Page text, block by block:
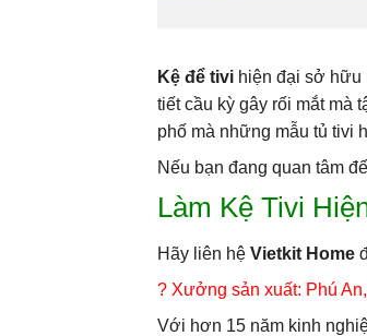
Kệ để tivi hiện đại sở hữu
tiết cầu kỳ gây rối mắt mà
phố mà những mẫu tủ tivi
Nếu bạn đang quan tâm
Làm Kệ Tivi
Hãy liên hệ Vietkit Home
? Xưởng sản xuất: Phú
Với hơn 15 năm kinh